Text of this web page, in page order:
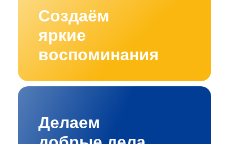
Создаём
яркие
воспоминания
Делаем